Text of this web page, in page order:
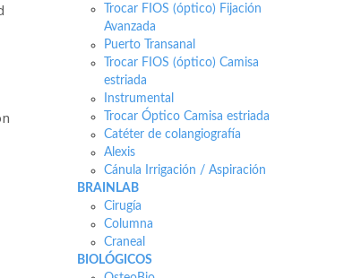
Trocar FIOS (óptico) Fijación
Avanzada
Puerto Transanal
Trocar FIOS (óptico) Camisa
estriada
Instrumental
Trocar Óptico Camisa estriada
Catéter de colangiografía
Alexis
Cánula Irrigación / Aspiración
BRAINLAB
Cirugía
Columna
Craneal
BIOLÓGICOS